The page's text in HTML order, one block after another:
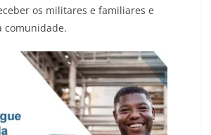
os militares e familiares e
comunidade.